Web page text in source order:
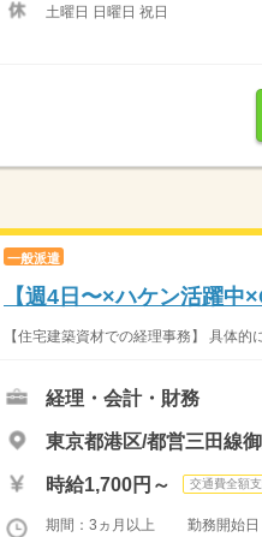
土曜日 日曜日 祝日
一般派遣
【週4日〜×ハケン活躍中
【住宅建築資材での経理事務】 具体
経理・会計・財務
東京都港区/都営三田線
時給1,700円～ 交通費全額
期間：3ヵ月以上 勤務開始日